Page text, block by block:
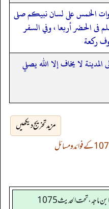
الخمس على لسان نبيكم صلى
فى الحضر أربعا ، وفي السفر
ركعة
لا يخاف إلا الله يصلي
مزید تخریج دیکھیں
ماجه، تحت الحديث1075